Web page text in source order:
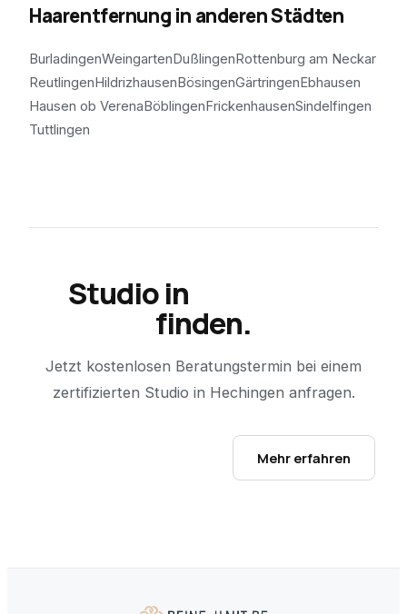
Haarentfernung in anderen Städten
BurladingenWeingartenDußlingenRottenburg am Neckar
ReutlingenHildrizhausenBösingenGärtringenEbhausen
Hausen ob VerenaBöblingenFrickenhausenSindelfingen
Tuttlingen
Studio in
finden.
Jetzt kostenlosen Beratungstermin bei einem
zertifizierten Studio in Hechingen anfragen.
Mehr erfahren